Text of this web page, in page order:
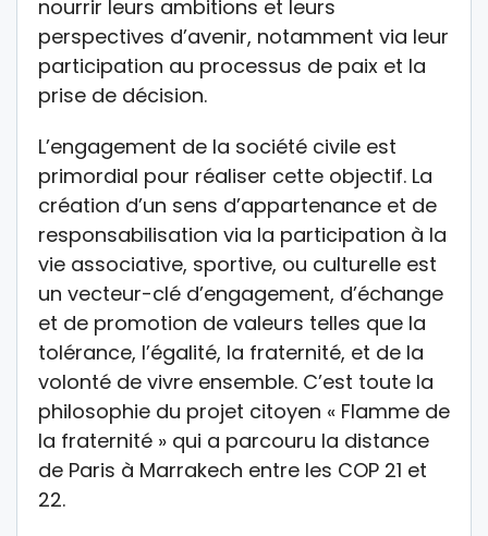
nourrir leurs ambitions et leurs
perspectives d’avenir, notamment via leur
participation au processus de paix et la
prise de décision.
L’engagement de la société civile est
primordial pour réaliser cette objectif. La
création d’un sens d’appartenance et de
responsabilisation via la participation à la
vie associative, sportive, ou culturelle est
un vecteur-clé d’engagement, d’échange
et de promotion de valeurs telles que la
tolérance, l’égalité, la fraternité, et de la
volonté de vivre ensemble. C’est toute la
philosophie du projet citoyen « Flamme de
la fraternité » qui a parcouru la distance
de Paris à Marrakech entre les COP 21 et
22.